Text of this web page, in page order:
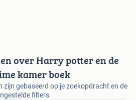
over Harry potter en de
kamer boek
zijn gebaseerd op je zoekopdracht en de
filters